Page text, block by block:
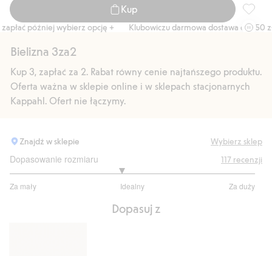
Kup
później wybierz opcję + Klubowiczu darmowa dostawa od 150 zł
Bielizna 3za2
Kup 3, zapłać za 2. Rabat równy cenie najtańszego produktu.
Oferta ważna w sklepie online i w sklepach stacjonarnych
Kappahl. Ofert nie łączymy.
Znajdź w sklepie Wybierz sklep
Dopasowanie rozmiaru
Za mały Idealny Za duży
na
117 recenzji
Dopasuj z